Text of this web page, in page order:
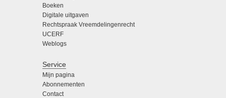
Boeken
Digitale uitgaven
Rechtspraak Vreemdelingenrecht
UCERF
Weblogs
Service
Mijn pagina
Abonnementen
Contact